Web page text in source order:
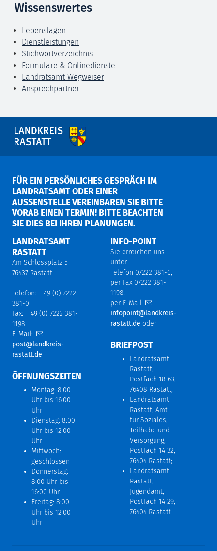
Wissenswertes
Lebenslagen
Dienstleistungen
Stichwortverzeichnis
Formulare & Onlinedienste
Landratsamt-Wegweiser
Ansprechpartner
FÜR EIN PERSÖNLICHES GESPRÄCH IM
LANDRATSAMT ODER EINER
AUSSENSTELLE VEREINBAREN SIE BITTE V
ORAB EINEN TERMIN! BITTE BEACHTEN S
IE DIES BEI IHREN PLANUNGEN.
LANDRATSAMT
RASTATT
Am Schlossplatz 5
76437 Rastatt
Telefon: + 49 (0) 7222
381-0
Fax: + 49 (0) 7222 381-
1198
E-Mail:
post@landkreis-
rastatt.de
ÖFFNUNGSZEITEN
Montag: 8:00
Uhr bis 16:00
Uhr
Dienstag: 8:00
Uhr bis 12:00
Uhr
Mittwoch:
geschlossen
Donnerstag:
8:00 Uhr bis
16:00 Uhr
Freitag: 8:00
Uhr bis 12:00
Uhr
INFO-POINT
Sie erreichen uns
unter
Telefon 07222 381-0,
per Fax 07222 381-
1198,
per E-Mail
infopoint@landkreis-
rastatt.de oder
BRIEFPOST
Landratsamt
Rastatt,
Postfach 18 63,
76408 Rastatt;
Landratsamt
Rastatt, Amt
für Soziales,
Teilhabe und
Versorgung,
Postfach 14 32,
76404 Rastatt;
Landratsamt
Rastatt,
Jugendamt,
Postfach 14 29,
76404 Rastatt